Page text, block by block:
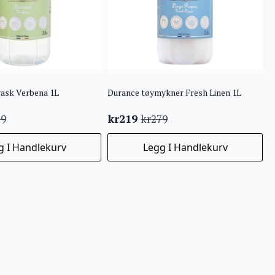
Verbena 1L
I Handlekurv
Durance tøymykner Fresh Linen 1L
kr279
Opprinnelig
pris
kr279.
kr219
Nåværende
pris
kr219.
Legg I Handlekurv